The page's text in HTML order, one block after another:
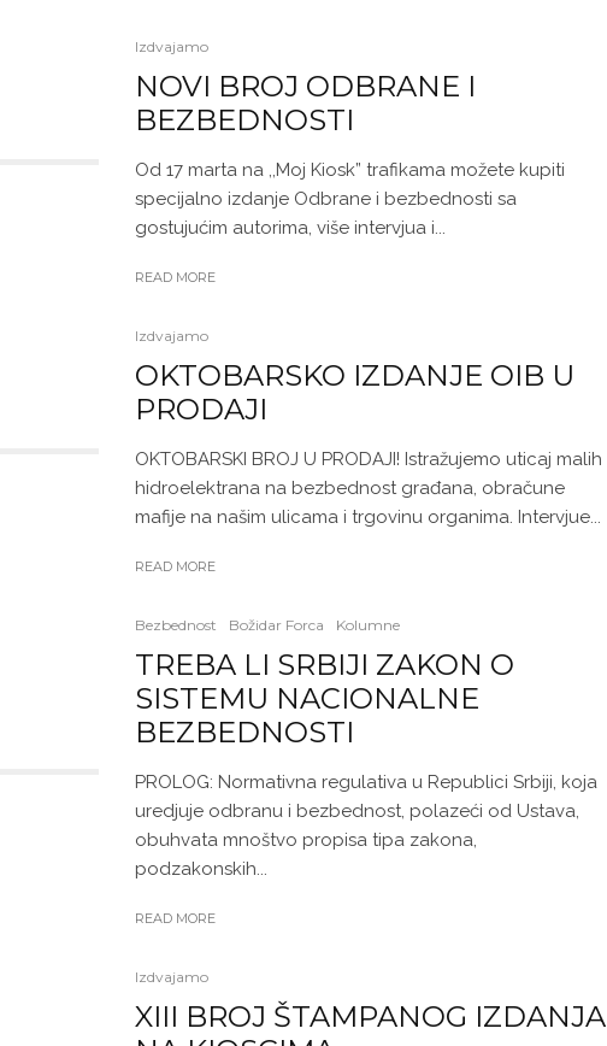
Izdvajamo
NOVI BROJ ODBRANE I
BEZBEDNOSTI
Od 17 marta na ,,Moj Kiosk” trafikama možete kupiti
specijalno izdanje Odbrane i bezbednosti sa
gostujućim autorima, više intervjua i...
READ MORE
Izdvajamo
OKTOBARSKO IZDANJE OIB U
PRODAJI
OKTOBARSKI BROJ U PRODAJI! Istražujemo uticaj malih
hidroelektrana na bezbednost građana, obračune
mafije na našim ulicama i trgovinu organima. Intervjue...
READ MORE
Bezbednost Božidar Forca Kolumne
TREBA LI SRBIJI ZAKON O
SISTEMU NACIONALNE
BEZBEDNOSTI
PROLOG: Normativna regulativa u Republici Srbiji, koja
uredjuje odbranu i bezbednost, polazeći od Ustava,
obuhvata mnoštvo propisa tipa zakona,
podzakonskih...
READ MORE
Izdvajamo
XIII BROJ ŠTAMPANOG IZDANJA